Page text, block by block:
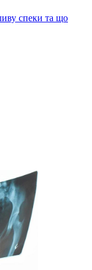
спеки та що